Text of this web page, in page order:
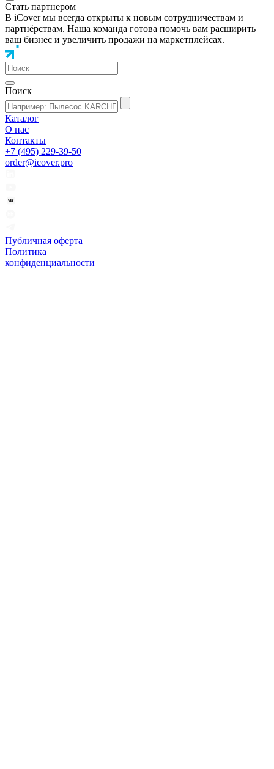
Стать партнером
В iCover мы всегда открыты к новым сотрудничествам и
партнёрствам. Наша команда готова помочь вам расширить
ваш бизнес и увеличить продажи на маркетплейсах.
Поиск
Каталог
О нас
Контакты
+7 (495) 229-39-50
order@icover.pro
Публичная оферта
Политика
конфиденциальности